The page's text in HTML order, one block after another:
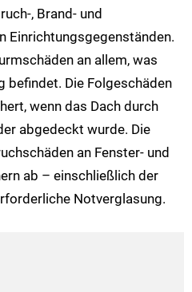
, Brand- und
Einrichtungsgegenständen.
an allem, was
befindet. Die Folgeschäden
wenn das Dach durch
abgedeckt wurde. Die
an Fenster- und
ab – einschließlich der
Notverglasung.